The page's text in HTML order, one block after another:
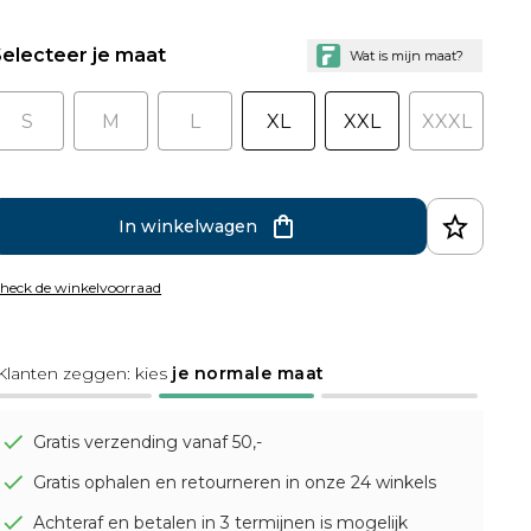
je maat
S M L XL XXL XXXL
In winkelwagen
de winkelvoorraad
zeggen: kies je normale maat
Gratis verzending vanaf 50,-
Gratis ophalen en retourneren in onze 24 winkels
Achteraf en betalen in 3 termijnen is mogelijk